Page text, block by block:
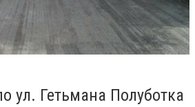
ул. Гетьмана Полуботка